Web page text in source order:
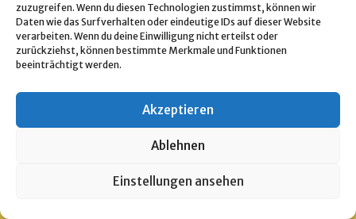
zuzugreifen. Wenn du diesen Technologien zustimmst, können wir
Daten wie das Surfverhalten oder eindeutige IDs auf dieser Website
verarbeiten. Wenn du deine Einwilligung nicht erteilst oder
zurückziehst, können bestimmte Merkmale und Funktionen
beeinträchtigt werden.
Akzeptieren
Ablehnen
Einstellungen ansehen
Schlagworte
Bündische Jugend
« Zurück zur Übersicht
Copyright © 2026 Pfadfinden Archiv